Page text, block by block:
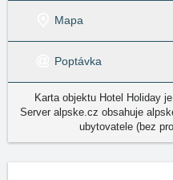
Mapa
Poptávka
Karta objektu Hotel Holiday
Server alpske.cz obsahuje
ubytovatele (bez